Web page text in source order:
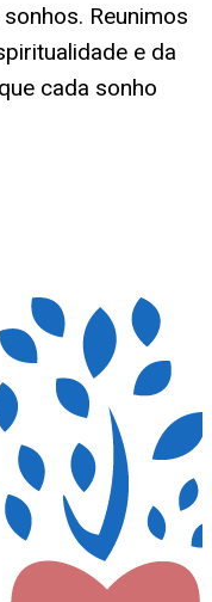
Reunimos
e da
cada sonho